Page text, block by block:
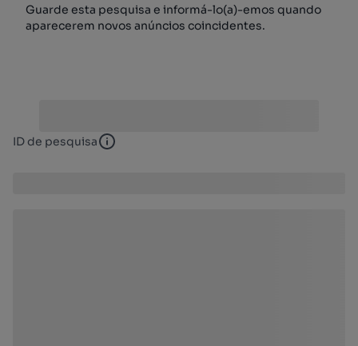
Guarde esta pesquisa e informá-lo(a)-emos quando
aparecerem novos anúncios coincidentes.
ID de pesquisa ID de pesquisa